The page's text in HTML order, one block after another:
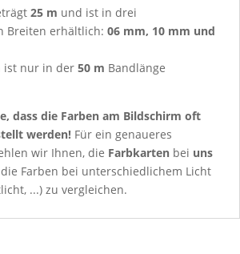
25 m und ist in drei
Breiten erhältlich: 06 mm, 10 mm und
ist nur in der 50 m Bandlänge
dass die Farben am Bildschirm oft
werden! Für ein genaueres
wir Ihnen, die Farbkarten bei uns
Farben bei unterschiedlichem Licht
...) zu vergleichen.